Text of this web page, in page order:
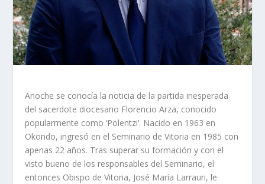
Anoche se conocía la noticia de la partida inesperada
del sacerdote diocesano Florencio Arza, conocido
popularmente como ‘Polentzi’. Nacido en 1963 en
Okondo, ingresó en el Seminario de Vitoria en 1985 con
apenas 22 años. Tras superar su formación y con el
visto bueno de los responsables del Seminario, el
entonces Obispo de Vitoria, José María Larrauri, le